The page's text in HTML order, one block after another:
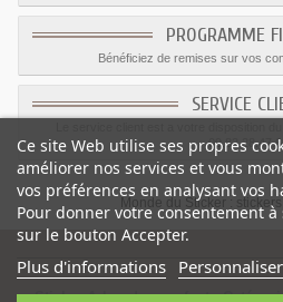
PROGRAMME
Bénéficiez de remises sur vos
SERVICE
Monde du Sticker :
Sticker Arbre deco enfant-
Ce site Web utilise ses propres
améliorer nos services et vous
vos préférences en analysant vos
Pour donner votre consentement
sur le bouton Accepter.
Plus d'informations